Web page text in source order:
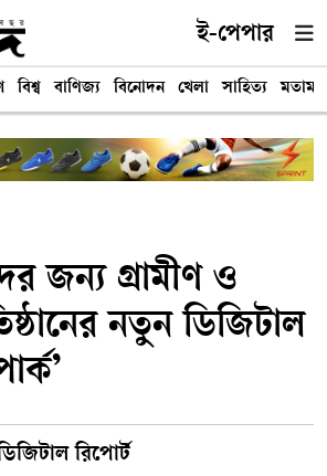
ই-পেপার
বিশ্ব বাণিজ্য বিনোদন খেলা সাহিত্য মতামত
জন্য গ্রামীণ ও
নতুন ডিজিটাল
রিপোর্ট